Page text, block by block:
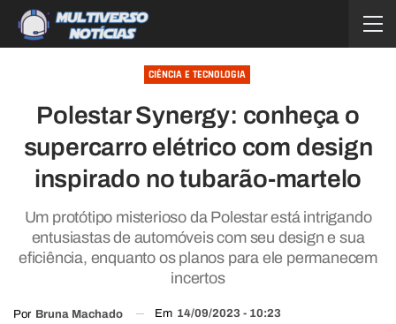
CIÊNCIA E TECNOLOGIA
Polestar Synergy: conheça o
supercarro elétrico com design
inspirado no tubarão-martelo
Um protótipo misterioso da Polestar está intrigando
entusiastas de automóveis com seu design e sua
eficiência, enquanto os planos para ele permanecem
incertos
Por Bruna Machado Em 14/09/2023 - 10:23